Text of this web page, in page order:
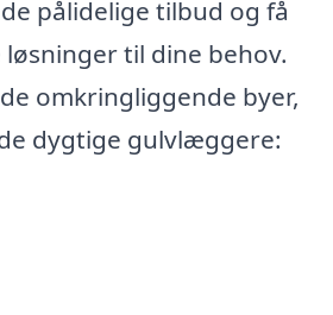
pålidelige tilbud og få
til dine behov.
omkringliggende byer,
dygtige gulvlæggere: